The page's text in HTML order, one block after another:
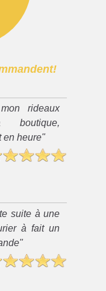
rideaux
en heure"
suite à une
à fait un